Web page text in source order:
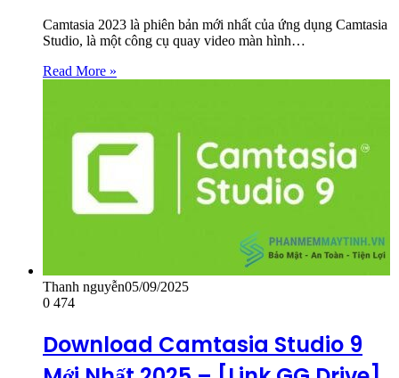
Camtasia 2023 là phiên bản mới nhất của ứng dụng Camtasia
Studio, là một công cụ quay video màn hình…
Read More »
Thanh nguyễn05/09/2025
0 474
Download Camtasia Studio 9